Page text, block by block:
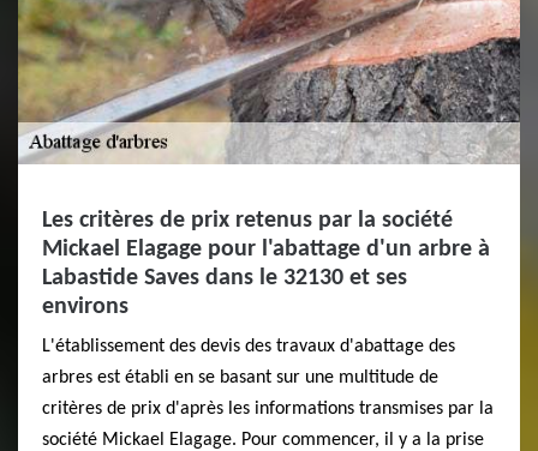
Les critères de prix retenus par la société
Mickael Elagage pour l'abattage d'un arbre à
Labastide Saves dans le 32130 et ses
environs
L'établissement des devis des travaux d'abattage des
arbres est établi en se basant sur une multitude de
critères de prix d'après les informations transmises par la
société Mickael Elagage. Pour commencer, il y a la prise